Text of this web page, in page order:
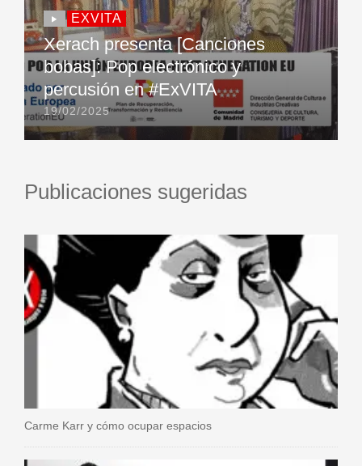
EXVITA
Xerach presenta [Canciones
bobas]: Pop electrónico y
percusión en #ExVITA
19/02/2025
Publicaciones sugeridas
Carme Karr y cómo ocupar espacios